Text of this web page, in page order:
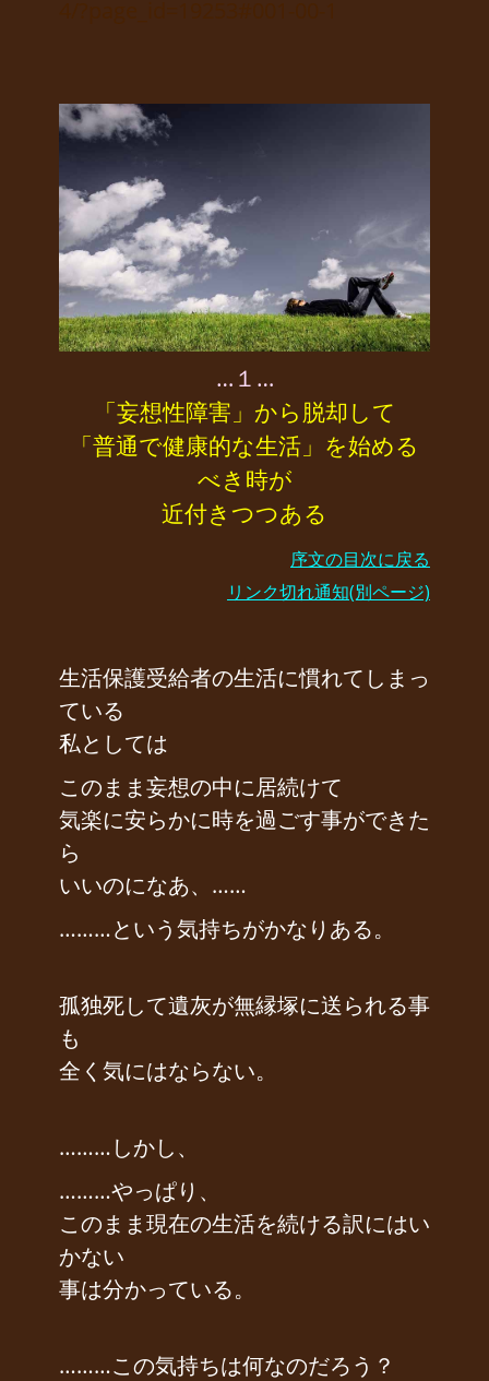
…１…
「妄想性障害」から脱却して
「普通で健康的な生活」を始める
べき時が
近付きつつある
序文の目次に戻る
リンク切れ通知(別ページ)
生活保護受給者の生活に慣れてしまっ
ている
私としては
このまま妄想の中に居続けて
気楽に安らかに時を過ごす事ができた
ら
いいのになあ、……
………という気持ちがかなりある。
孤独死して遺灰が無縁塚に送られる事
も
全く気にはならない。
………しかし、
………やっぱり、
このまま現在の生活を続ける訳にはい
かない
事は分かっている。
………この気持ちは何なのだろう？